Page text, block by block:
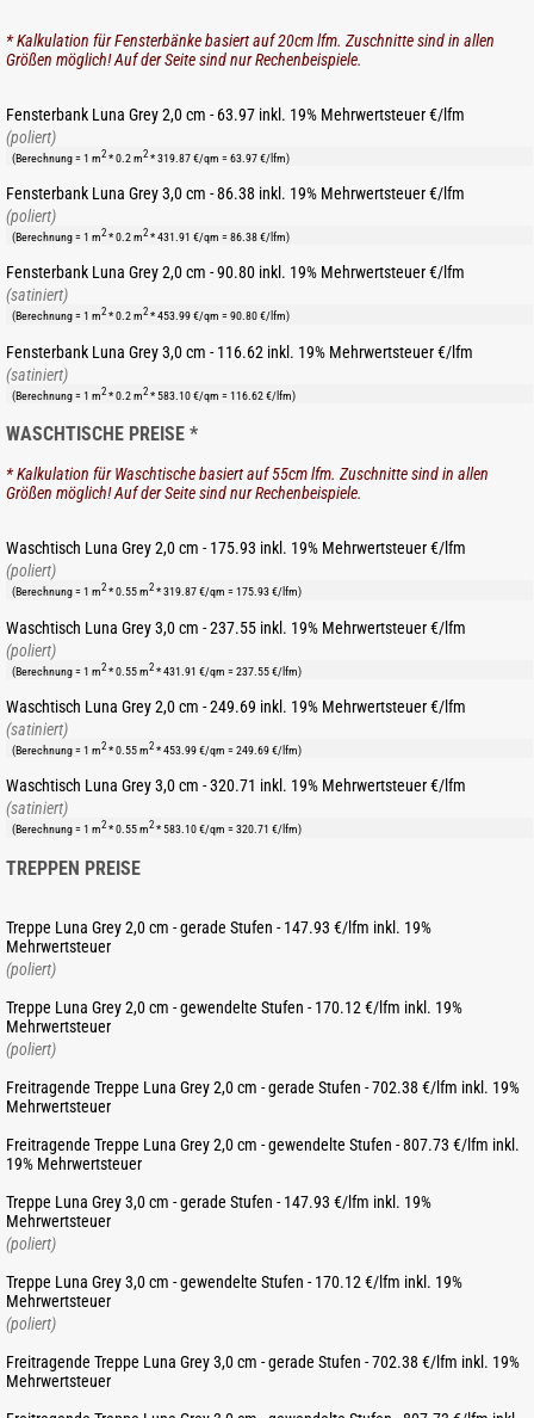
* Kalkulation für Fensterbänke basiert auf 20cm lfm. Zuschnitte sind in allen
Größen möglich! Auf der Seite sind nur Rechenbeispiele.
Fensterbank Luna Grey 2,0 cm - 63.97 inkl. 19% Mehrwertsteuer €/lfm
(poliert)
(Berechnung = 1 m2 * 0.2 m2 * 319.87 €/qm = 63.97 €/lfm)
Fensterbank Luna Grey 3,0 cm - 86.38 inkl. 19% Mehrwertsteuer €/lfm
(poliert)
(Berechnung = 1 m2 * 0.2 m2 * 431.91 €/qm = 86.38 €/lfm)
Fensterbank Luna Grey 2,0 cm - 90.80 inkl. 19% Mehrwertsteuer €/lfm
(satiniert)
(Berechnung = 1 m2 * 0.2 m2 * 453.99 €/qm = 90.80 €/lfm)
Fensterbank Luna Grey 3,0 cm - 116.62 inkl. 19% Mehrwertsteuer €/lfm
(satiniert)
(Berechnung = 1 m2 * 0.2 m2 * 583.10 €/qm = 116.62 €/lfm)
WASCHTISCHE PREISE *
* Kalkulation für Waschtische basiert auf 55cm lfm. Zuschnitte sind in allen
Größen möglich! Auf der Seite sind nur Rechenbeispiele.
Waschtisch Luna Grey 2,0 cm - 175.93 inkl. 19% Mehrwertsteuer €/lfm
(poliert)
(Berechnung = 1 m2 * 0.55 m2 * 319.87 €/qm = 175.93 €/lfm)
Waschtisch Luna Grey 3,0 cm - 237.55 inkl. 19% Mehrwertsteuer €/lfm
(poliert)
(Berechnung = 1 m2 * 0.55 m2 * 431.91 €/qm = 237.55 €/lfm)
Waschtisch Luna Grey 2,0 cm - 249.69 inkl. 19% Mehrwertsteuer €/lfm
(satiniert)
(Berechnung = 1 m2 * 0.55 m2 * 453.99 €/qm = 249.69 €/lfm)
Waschtisch Luna Grey 3,0 cm - 320.71 inkl. 19% Mehrwertsteuer €/lfm
(satiniert)
(Berechnung = 1 m2 * 0.55 m2 * 583.10 €/qm = 320.71 €/lfm)
TREPPEN PREISE
Treppe Luna Grey 2,0 cm - gerade Stufen - 147.93 €/lfm inkl. 19%
Mehrwertsteuer
(poliert)
Treppe Luna Grey 2,0 cm - gewendelte Stufen - 170.12 €/lfm inkl. 19%
Mehrwertsteuer
(poliert)
Freitragende Treppe Luna Grey 2,0 cm - gerade Stufen - 702.38 €/lfm inkl. 19%
Mehrwertsteuer
Freitragende Treppe Luna Grey 2,0 cm - gewendelte Stufen - 807.73 €/lfm inkl.
19% Mehrwertsteuer
Treppe Luna Grey 3,0 cm - gerade Stufen - 147.93 €/lfm inkl. 19%
Mehrwertsteuer
(poliert)
Treppe Luna Grey 3,0 cm - gewendelte Stufen - 170.12 €/lfm inkl. 19%
Mehrwertsteuer
(poliert)
Freitragende Treppe Luna Grey 3,0 cm - gerade Stufen - 702.38 €/lfm inkl. 19%
Mehrwertsteuer